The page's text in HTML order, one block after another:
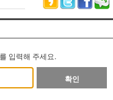
입력해 주세요.
확인